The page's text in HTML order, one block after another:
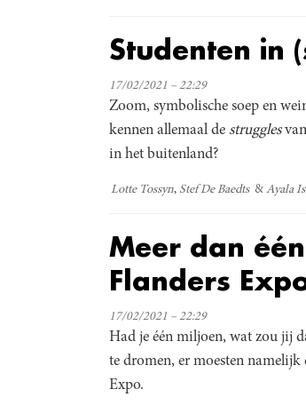
Studenten in
17/02/2021 – 22:29
Zoom, symbolische soep en
kennen allemaal de struggles
in het buitenland?
Lotte Tossyn Stef De Baedts Ayala
Meer dan
Flanders
17/02/2021 – 22:29
Had je één miljoen, wat zou jij
te dromen, er moesten namelijk
Expo.